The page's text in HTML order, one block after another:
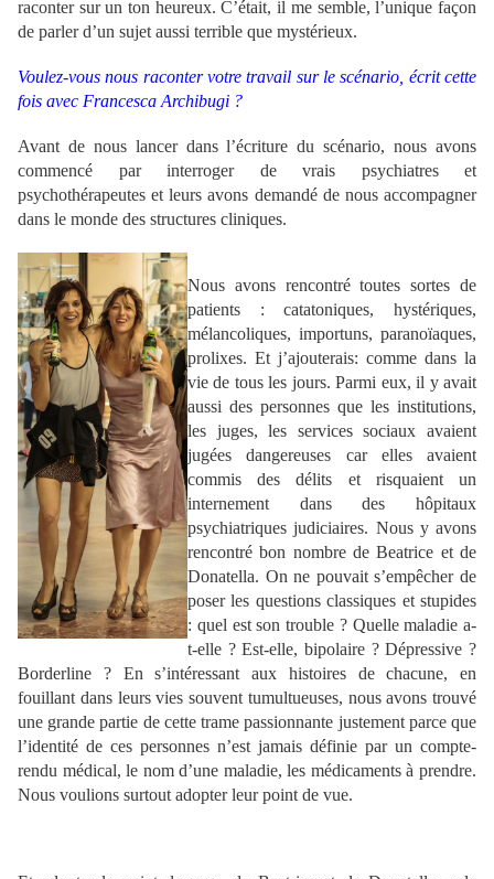
raconter sur un ton heureux. C’était, il me semble, l’unique façon
de parler d’un sujet aussi terrible que mystérieux.
Voulez-vous nous raconter votre travail sur le scénario, écrit cette
fois avec Francesca Archibugi ?
Avant de nous lancer dans l’écriture du scénario, nous avons
commencé par interroger de vrais psychiatres et
psychothérapeutes et leurs avons demandé de nous accompagner
dans le monde des structures cliniques.
Nous avons rencontré toutes sortes de
patients : catatoniques, hystériques,
mélancoliques, importuns, paranoïaques,
prolixes. Et j’ajouterais: comme dans la
vie de tous les jours. Parmi eux, il y avait
aussi des personnes que les institutions,
les juges, les services sociaux avaient
jugées dangereuses car elles avaient
commis des délits et risquaient un
internement dans des hôpitaux
psychiatriques judiciaires. Nous y avons
rencontré bon nombre de Beatrice et de
Donatella. On ne pouvait s’empêcher de
poser les questions classiques et stupides
: quel est son trouble ? Quelle maladie a-
t-elle ? Est-elle, bipolaire ? Dépressive ?
Borderline ? En s’intéressant aux histoires de chacune, en
fouillant dans leurs vies souvent tumultueuses, nous avons trouvé
une grande partie de cette trame passionnante justement parce que
l’identité de ces personnes n’est jamais définie par un compte-
rendu médical, le nom d’une maladie, les médicaments à prendre.
Nous voulions surtout adopter leur point de vue.